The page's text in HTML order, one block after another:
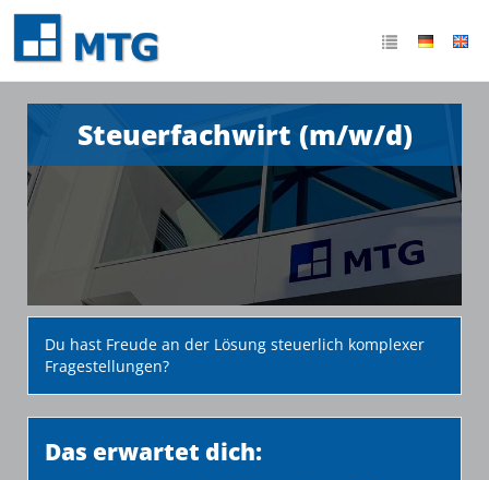
Steuerfachwirt (m/w/d)
Du hast Freude an der Lösung steuerlich komplexer
Fragestellungen?
Das erwartet dich: